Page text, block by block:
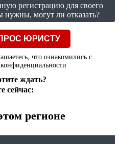
регистрацию для своего
нужны, могут ли отказать?
ЮРИСТУ
что ознакомились с
ждать?
сейчас:
регионе